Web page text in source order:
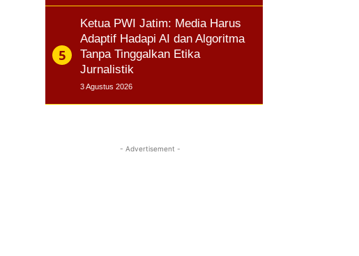
Ketua PWI Jatim: Media Harus
Adaptif Hadapi AI dan Algoritma
Tanpa Tinggalkan Etika
Jurnalistik
3 Agustus 2026
- Advertisement -